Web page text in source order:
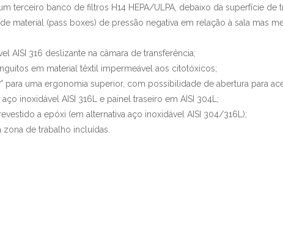
terceiro banco de filtros H14 HEPA/ULPA, debaixo da superfície
material (pass boxes) de pressão negativa em relação à sala mas
AISI 316 deslizante na câmara de transferência;
em material têxtil impermeável aos citotóxicos;
para uma ergonomia superior, com possibilidade de abertura para
inoxidável AISI 316L e painel traseiro em AISI 304L;
a epóxi (em alternativa aço inoxidável AISI 304/316L);
zona de trabalho incluídas.